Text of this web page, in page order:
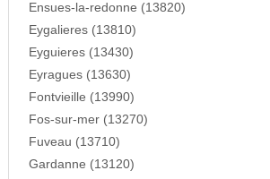
Ensues-la-redonne (13820)
Eygalieres (13810)
Eyguieres (13430)
Eyragues (13630)
Fontvieille (13990)
Fos-sur-mer (13270)
Fuveau (13710)
Gardanne (13120)